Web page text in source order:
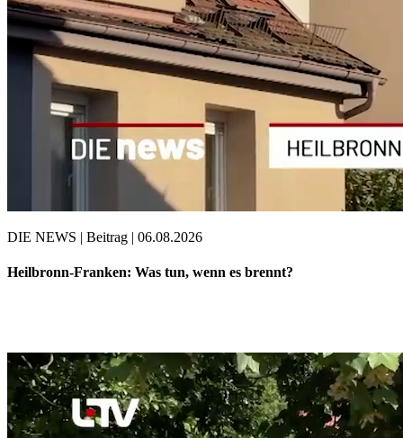
DIE NEWS | Beitrag | 06.08.2026
Heilbronn-Franken: Was tun, wenn es brennt?